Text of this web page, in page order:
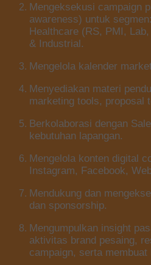
Mengeksekusi campaign
awareness) untuk segmen:
Healthcare (RS, PMI,
& Industrial.
Mengelola kalender
Menyediakan materi
marketing tools, proposal
Berkolaborasi dengan
kebutuhan lapangan.
Mengelola konten digital
Instagram, Facebook,
Mendukung dan
dan sponsorship.
Mengumpulkan insight
aktivitas brand pesaing,
campaign, serta membuat